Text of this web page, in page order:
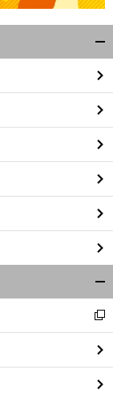
閉
る
閉
る
新
し
い
ウ
ィ